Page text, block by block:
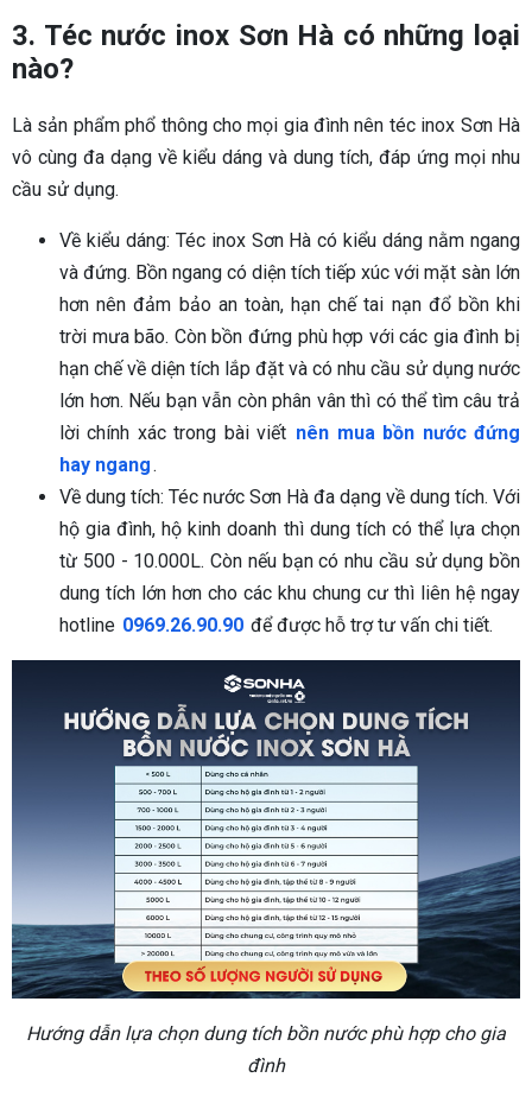
3. Téc nước inox Sơn Hà có những loại
nào?
Là sản phẩm phổ thông cho mọi gia đình nên téc inox Sơn Hà
vô cùng đa dạng về kiểu dáng và dung tích, đáp ứng mọi nhu
cầu sử dụng.
Về kiểu dáng: Téc inox Sơn Hà có kiểu dáng nằm ngang
và đứng. Bồn ngang có diện tích tiếp xúc với mặt sàn lớn
hơn nên đảm bảo an toàn, hạn chế tai nạn đổ bồn khi
trời mưa bão. Còn bồn đứng phù hợp với các gia đình bị
hạn chế về diện tích lắp đặt và có nhu cầu sử dụng nước
lớn hơn. Nếu bạn vẫn còn phân vân thì có thể tìm câu trả
lời chính xác trong bài viết nên mua bồn nước đứng
hay ngang.
Về dung tích: Téc nước Sơn Hà đa dạng về dung tích. Với
hộ gia đình, hộ kinh doanh thì dung tích có thể lựa chọn
từ 500 - 10.000L. Còn nếu bạn có nhu cầu sử dụng bồn
dung tích lớn hơn cho các khu chung cư thì liên hệ ngay
hotline 0969.26.90.90 để được hỗ trợ tư vấn chi tiết.
Hướng dẫn lựa chọn dung tích bồn nước phù hợp cho gia
đình